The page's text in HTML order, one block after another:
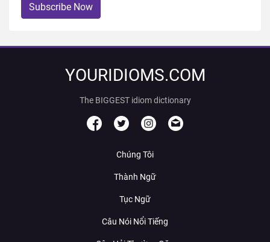
Subscribe Now
YOURIDIOMS.COM
The BIGGEST idiom dictionary
Chúng Tôi
Thành Ngữ
Tục Ngữ
Câu Nói Nổi Tiếng